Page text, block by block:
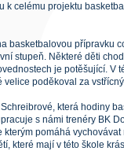
k celému projektu
basketbalovou přípravku
stupeň. Některé děti
je potěšující. V
poděkoval za
která hodiny
s námi trenéry BK
pomáhá
které mají v této škole